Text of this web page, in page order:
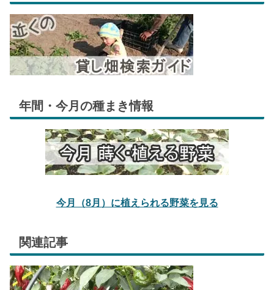
年間・今月の種まき情報
今月（8月）に植えられる野菜を見る
関連記事